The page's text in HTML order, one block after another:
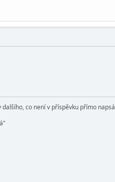
co není v příspěvku přímo